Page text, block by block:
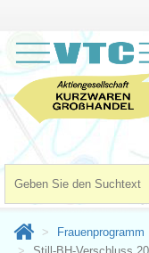
Frauenprogramm
Still-BH-Verschluss